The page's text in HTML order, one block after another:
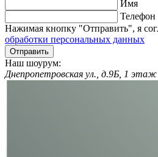
Имя
Телефон
Нажимая кнопку "Отправить", я
обработки персональных данных
Отправить
Наш шоурум:
Днепропетровская ул., д.9Б, 1 этаж